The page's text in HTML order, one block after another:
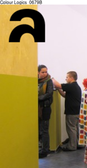
Colour Logics_0679B